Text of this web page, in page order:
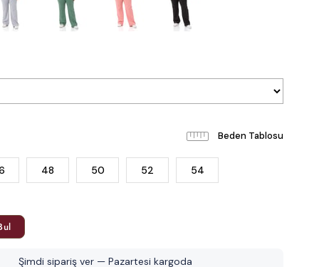
Beden Tablosu
48 50 52 54
Şimdi sipariş ver — Pazartesi kargoda